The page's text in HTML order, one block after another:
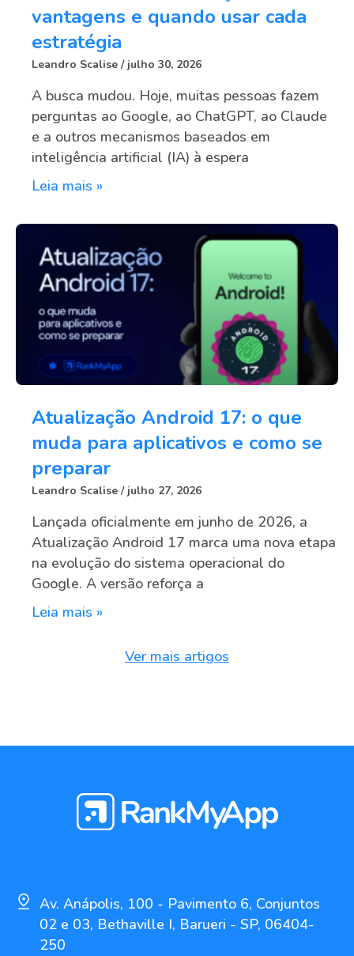
vantagens e quando usar cada
estratégia
Leandro Scalise julho 30, 2026
A busca mudou. Hoje, muitas pessoas fazem
perguntas ao Google, ao ChatGPT, ao Claude
e a outros mecanismos baseados em
inteligência artificial (IA) à espera
Leia mais »
Atualização Android 17: o que
muda para aplicativos e como se
preparar
Leandro Scalise julho 27, 2026
Lançada oficialmente em junho de 2026, a
Atualização Android 17 marca uma nova etapa
na evolução do sistema operacional do
Google. A versão reforça a
Leia mais »
Ver mais artigos
Av. Anápolis, 100 - Pavimento 6, Conjuntos
02 e 03, Bethaville I, Barueri - SP, 06404-
250